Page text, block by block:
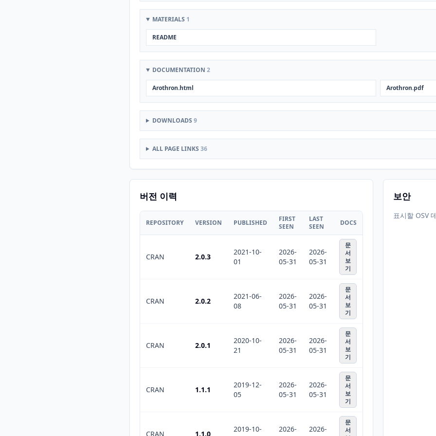
MATERIALS 1
README
DOCUMENTATION 2
Arothron.html Arothron.pdf
DOWNLOADS 9
ALL PAGE LINKS 36
버전 이력
REPOSITORY VERSION PUBLISHED
FIRST
SEEN
LAST
SEEN
DOCS
CRAN 2.0.3
2021-10-
01
2026-
05-31
2026-
05-31
문
서
보
기
CRAN 2.0.2
2021-06-
08
2026-
05-31
2026-
05-31
문
서
보
기
CRAN 2.0.1
2020-10-
21
2026-
05-31
2026-
05-31
문
서
보
기
CRAN 1.1.1
2019-12-
05
2026-
05-31
2026-
05-31
문
서
보
기
CRAN 1.1.0
2019-10-
2026-
2026-
문
서
보안
표시할 OSV